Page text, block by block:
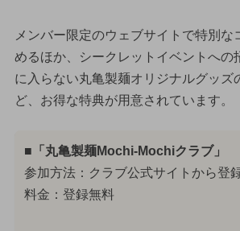
メンバー限定のウェブサイトで特別な
めるほか、シークレットイベントへの
に入らない丸亀製麺オリジナルグッズ
ど、お得な特典が用意されています。
■「丸亀製麺Mochi-Mochiクラブ」
参加方法：クラブ公式サイトから登
料金：登録無料